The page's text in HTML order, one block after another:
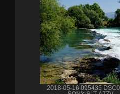
2018-05-16 095435